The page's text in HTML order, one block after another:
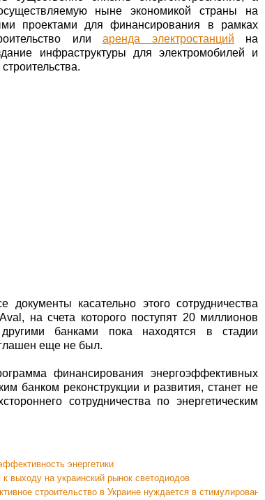
ныне экономикой страны на
проектами для финансирования в рамках
илиаренда электростанций на
инфраструктуры для электромобилей и
касательно этого сотрудничества
на счета которого поступят 20 миллионов
банками пока находятся в стадии
еще не был.
финансирования энергоэффективных
банком реконструкции и развития, станет не
сотрудничества по энергетическим
энергетики
выходу на украинский рынок светодиодов
строительство в Украине нуждается в стимулировании